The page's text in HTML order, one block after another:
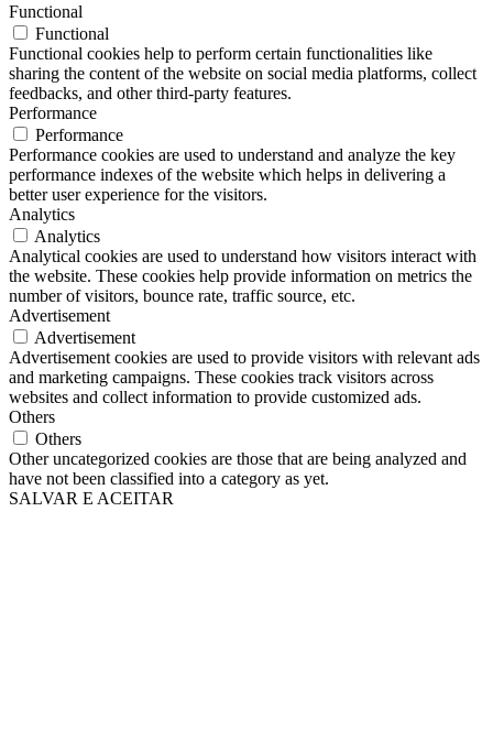
Functional
Functional
Functional cookies help to perform certain functionalities like
sharing the content of the website on social media platforms, collect
feedbacks, and other third-party features.
Performance
Performance
Performance cookies are used to understand and analyze the key
performance indexes of the website which helps in delivering a
better user experience for the visitors.
Analytics
Analytics
Analytical cookies are used to understand how visitors interact with
the website. These cookies help provide information on metrics the
number of visitors, bounce rate, traffic source, etc.
Advertisement
Advertisement
Advertisement cookies are used to provide visitors with relevant ads
and marketing campaigns. These cookies track visitors across
websites and collect information to provide customized ads.
Others
Others
Other uncategorized cookies are those that are being analyzed and
have not been classified into a category as yet.
SALVAR E ACEITAR